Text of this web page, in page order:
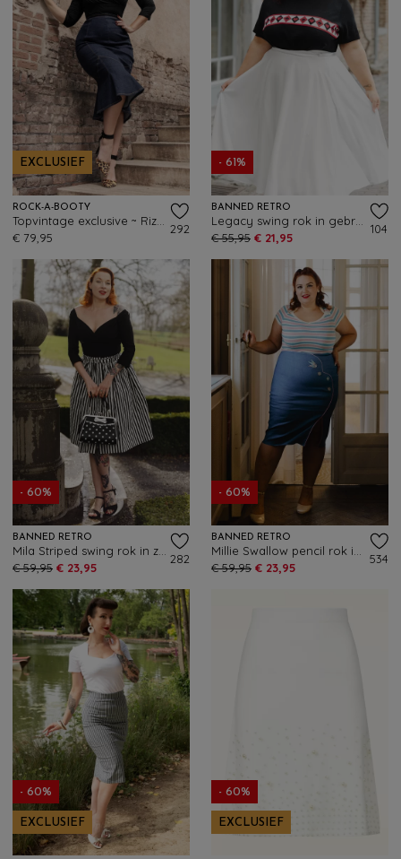
EXCLUSIEF
ROCK-A-BOOTY
€ 79,95
292
- 61%
BANNED RETRO
€ 55,95 € 21,95
104
- 60%
BANNED RETRO
€ 59,95 € 23,95
282
- 60%
BANNED RETRO
€ 59,95 € 23,95
534
- 60%
EXCLUSIEF
- 60%
EXCLUSIEF